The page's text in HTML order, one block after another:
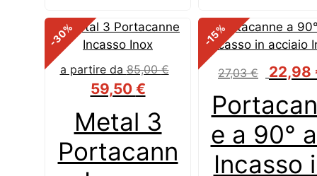
-30
%
Metal 3
Portacann
a partire da85,00€
59,50 €
-15
%
e a 90°
Incasso
27,03€
Il
originale
era:
27,03 €.
22,98